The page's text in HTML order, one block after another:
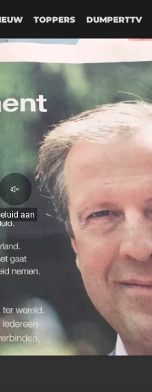
TOPPERS DUMPERTTV
Geluid
aan
aan
100.00%